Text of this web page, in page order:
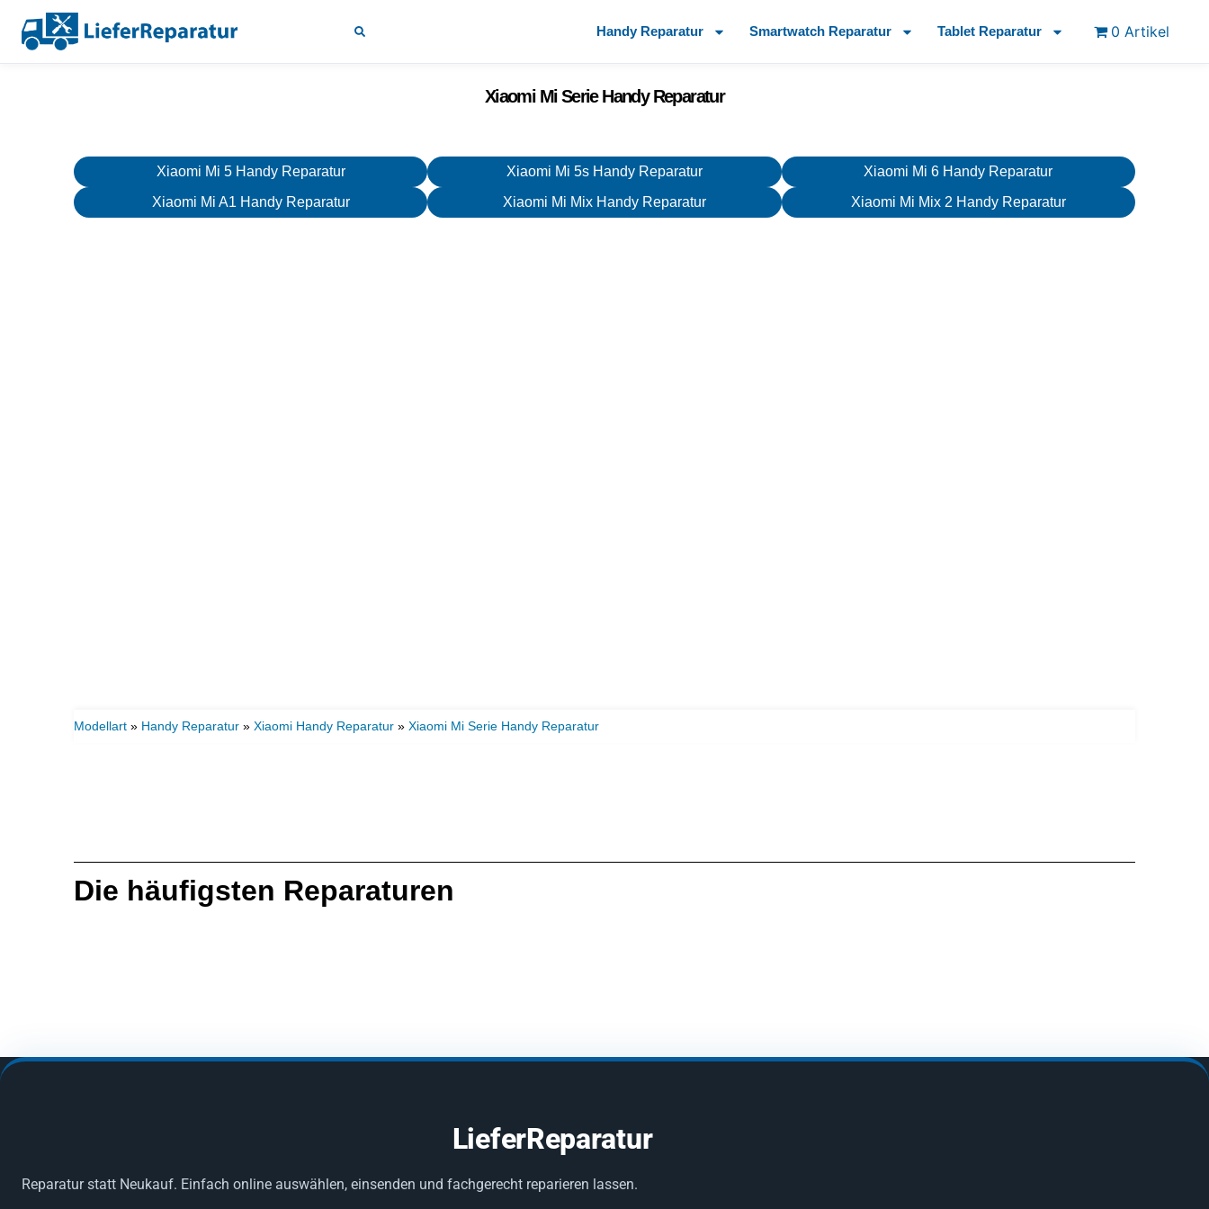
Handy Reparatur Smartwatch Reparatur Tablet Reparatur 0 Artikel
Xiaomi Mi Serie Handy Reparatur
Xiaomi Mi 5 Handy Reparatur Xiaomi Mi 5s Handy Reparatur
Xiaomi Mi 6 Handy Reparatur
Xiaomi Mi A1 Handy Reparatur
Xiaomi Mi Mix Handy Reparatur Xiaomi Mi Mix 2 Handy Reparatur
Modellart » Handy Reparatur » Xiaomi Handy Reparatur » Xiaomi Mi Serie Handy Reparatur
Die häufigsten Reparaturen
LieferReparatur
Reparatur statt Neukauf. Einfach online auswählen, einsenden und fachgerecht reparieren lassen.